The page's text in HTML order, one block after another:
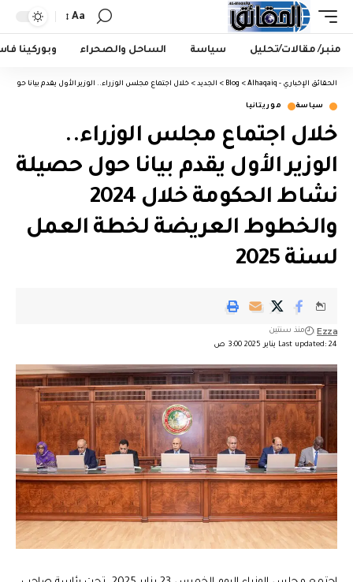
Aa
منبر/ مقالات/تحليل سياسة الساحل والصحراء وبوركينا
الحقائق الإخباري - Alhaqaiq >
Blog
> الجديد > خلال اجتماع مجلس الوزراء.. الوزير الأول يقدم بيانا حول حصيلة نشاط الحكومة خلال
سياسة موريتانيا
خلال اجتماع مجلس الوزراء..
الوزير الأول يقدم بيانا حول حصيلة
نشاط الحكومة خلال 2024
والخطوط العريضة لخطة العمل
لسنة 2025
Last updated: 24 يناير 2025 3:00 ص
Ezza منذ سنتين